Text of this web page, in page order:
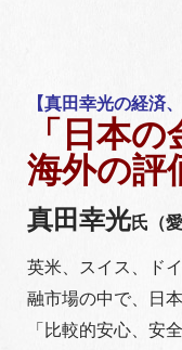
【真田幸光の経済
「日本
海外の評
真田幸光氏（
英米、スイス、ド
融市場の中で、日
「比較的安心、安